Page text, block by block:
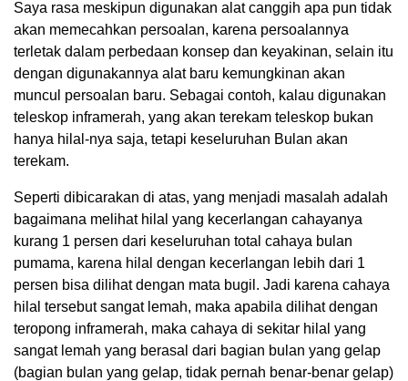
Saya rasa meskipun digunakan alat canggih apa pun tidak
akan memecahkan persoalan, karena persoalannya
terletak dalam perbedaan konsep dan keyakinan, selain itu
dengan digunakannya alat baru kemungkinan akan
muncul persoalan baru. Sebagai contoh, kalau digunakan
teleskop inframerah, yang akan terekam teleskop bukan
hanya hilal-nya saja, tetapi keseluruhan Bulan akan
terekam.
Seperti dibicarakan di atas, yang menjadi masalah adalah
bagaimana melihat hilal yang kecerlangan cahayanya
kurang 1 persen dari keseluruhan total cahaya bulan
pumama, karena hilal dengan kecerlangan lebih dari 1
persen bisa dilihat dengan mata bugil. Jadi karena cahaya
hilal tersebut sangat lemah, maka apabila dilihat dengan
teropong inframerah, maka cahaya di sekitar hilal yang
sangat lemah yang berasal dari bagian bulan yang gelap
(bagian bulan yang gelap, tidak pernah benar-benar gelap)